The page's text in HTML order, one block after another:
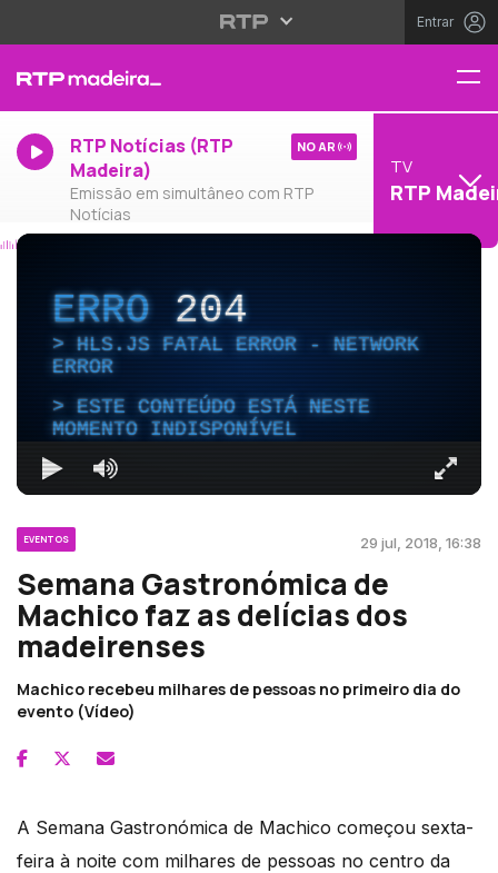
Entrar
RTP Notícias (RTP
Madeira)
Emissão em simultâneo com RTP
Notícias
NO AR
TV
RTP
ERRO204
HLS.JS FATAL ERROR - NETWORK
ERROR
ESTE CONTEÚDO ESTÁ NESTE
MOMENTO INDISPONÍVEL
EVENTOS 29 jul, 2018, 16:38
Semana Gastronómica de
Machico faz as delícias dos
madeirenses
Machico recebeu milhares de pessoas no primeiro dia do
evento (Vídeo)
A Semana Gastronómica de Machico começou sexta-
feira à noite com milhares de pessoas no centro da